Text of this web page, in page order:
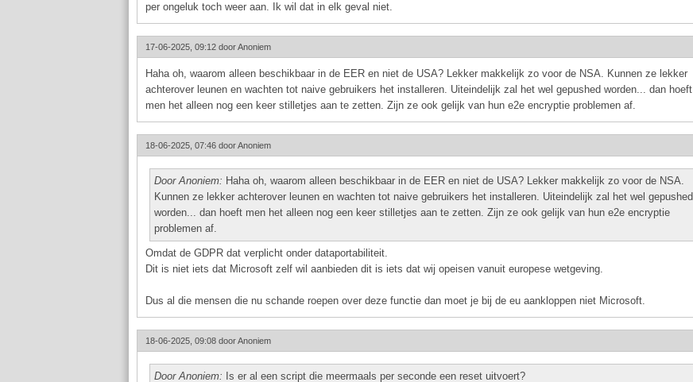
per ongeluk toch weer aan. Ik wil dat in elk geval niet.
17-06-2025, 09:12 doorAnoniem
Haha oh, waarom alleen beschikbaar in de EER en niet de USA? Lekker makkelijk zo voor de NSA. Kunnen ze lekker
achterover leunen en wachten tot naive gebruikers het installeren. Uiteindelijk zal het wel gepushed worden... dan hoeft
men het alleen nog een keer stilletjes aan te zetten. Zijn ze ook gelijk van hun e2e encryptie problemen af.
18-06-2025, 07:46 doorAnoniem
Door Anoniem: Haha oh, waarom alleen beschikbaar in de EER en niet de USA? Lekker makkelijk zo voor de NSA.
Kunnen ze lekker achterover leunen en wachten tot naive gebruikers het installeren. Uiteindelijk zal het wel gepushed
worden... dan hoeft men het alleen nog een keer stilletjes aan te zetten. Zijn ze ook gelijk van hun e2e encryptie
problemen af.
Omdat de GDPR dat verplicht onder dataportabiliteit.
Dit is niet iets dat Microsoft zelf wil aanbieden dit is iets dat wij opeisen vanuit europese wetgeving.
Dus al die mensen die nu schande roepen over deze functie dan moet je bij de eu aankloppen niet Microsoft.
18-06-2025, 09:08 doorAnoniem
Door Anoniem: Is er al een script die meermaals per seconde een reset uitvoert?